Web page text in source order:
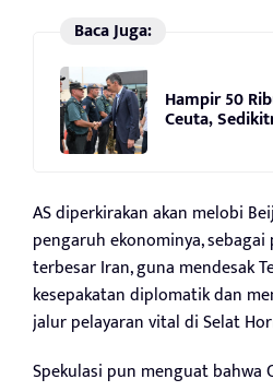
Baca Juga:
Hampir 50
Ceuta,
AS diperkirakan akan melobi
pengaruh ekonominya,
terbesar Iran, guna mendesak
kesepakatan diplomatik dan
jalur pelayaran vital di Selat
Spekulasi pun menguat bahwa